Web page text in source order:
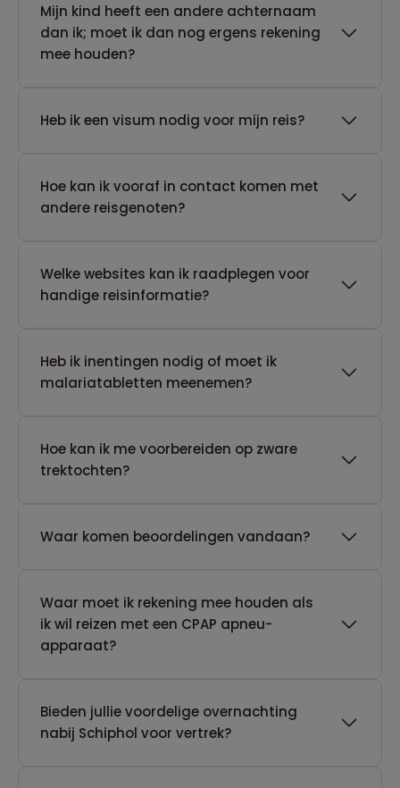
Mijn kind heeft een andere achternaam
dan ik; moet ik dan nog ergens rekening
mee houden?
Heb ik een visum nodig voor mijn reis?
Hoe kan ik vooraf in contact komen met
andere reisgenoten?
Welke websites kan ik raadplegen voor
handige reisinformatie?
Heb ik inentingen nodig of moet ik
malariatabletten meenemen?
Hoe kan ik me voorbereiden op zware
trektochten?
Waar komen beoordelingen vandaan?
Waar moet ik rekening mee houden als
ik wil reizen met een CPAP apneu-
apparaat?
Bieden jullie voordelige overnachting
nabij Schiphol voor vertrek?